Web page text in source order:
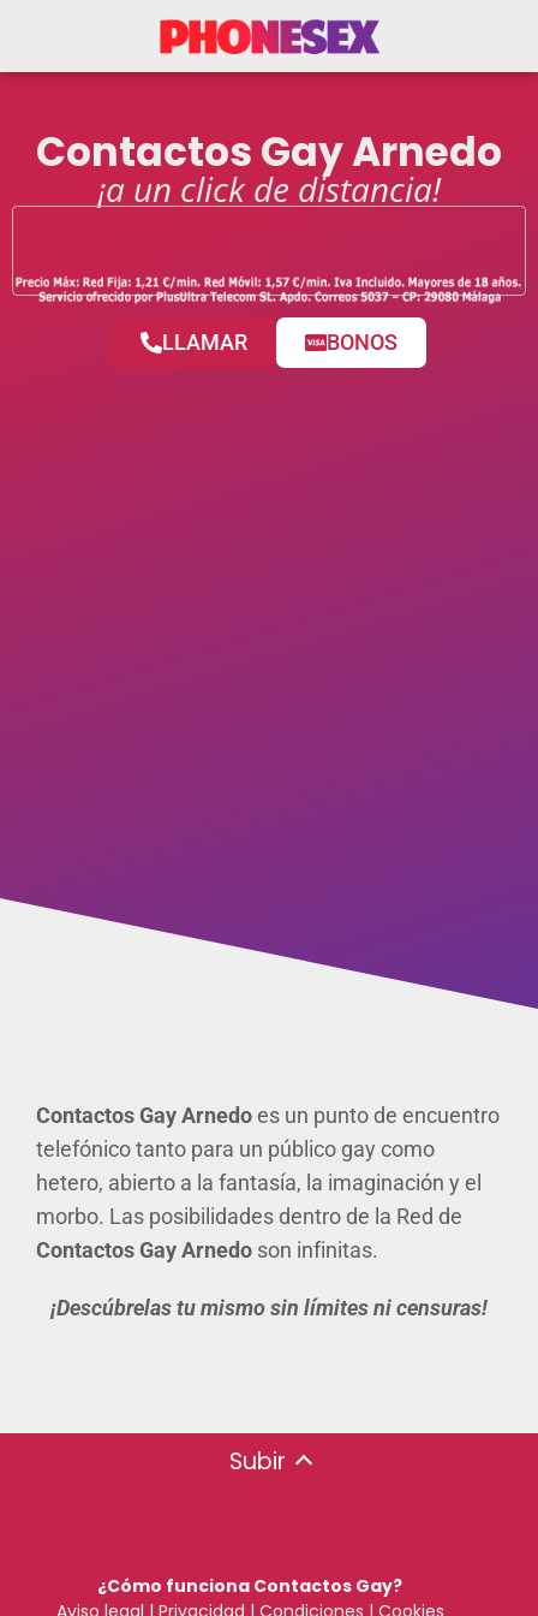
Contactos Gay Arnedo
¡a un click de distancia!
LLAMAR BONOS
Contactos Gay Arnedoes un punto de encuentro
telefónico tanto para un público gay como
hetero, abierto a la fantasía, la imaginación y el
morbo. Las posibilidades dentro de la Red de
Contactos Gay Arnedo son infinitas.
¡Descúbrelas tu mismo sin límites ni censuras!
Subir
¿Cómo funciona Contactos Gay?